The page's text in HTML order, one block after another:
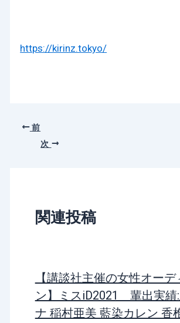
https://kirinz.tokyo/
前
次
関連投稿
【講談社主催の女性オーデ
ン】ミスiD2021 輩出実績:
ナ 稲村亜美 藍染カレン 香